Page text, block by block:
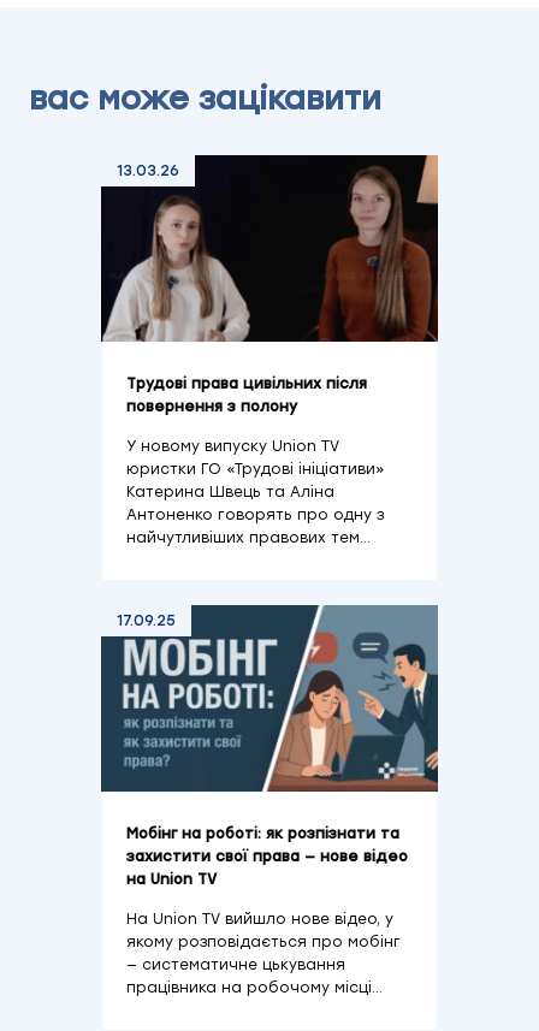
вас може зацікавити
13.03.26
Трудові права цивільних після
повернення з полону
У новому випуску Union TV
юристки ГО «Трудові ініціативи»
Катерина Швець та Аліна
Антоненко говорять про одну з
найчутливіших правових тем…
17.09.25
Мобінг на роботі: як розпізнати та
захистити свої права — нове відео
на Union TV
На Union TV вийшло нове відео, у
якому розповідається про мобінг
— систематичне цькування
працівника на робочому місці…